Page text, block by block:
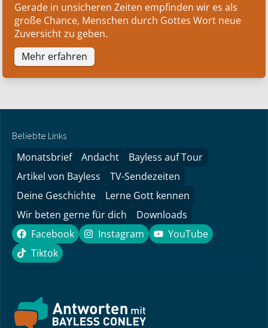
Gerade in unsicheren Zeiten empfinden wir es als
große Chance, Menschen durch Gottes Wort neue
Zuversicht zu geben.
Mehr erfahren
Beliebte Links
Monatsbrief Andacht
Bayless auf Tour
Artikel von Bayless
TV-Sendezeiten
Deine Geschichte
Lerne Gott kennen
Wir beten gerne für dich
Downloads
Facebook
Facebook Instagram
Instagram YouTube
YouTube
Tiktok
Tiktok